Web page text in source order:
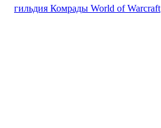
гильдия Комрады World of Warcraft